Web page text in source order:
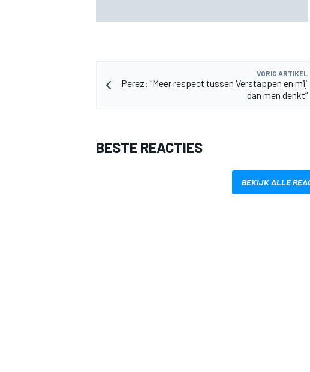
VORIG ARTIKEL
Perez: “Meer respect tussen Verstappen en mij
dan men denkt”
BESTE REACTIES
BEKIJK ALLE